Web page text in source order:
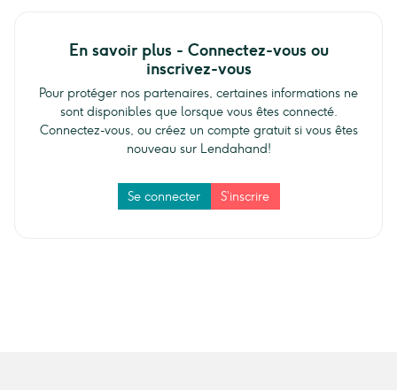
En savoir plus - Connectez-vous ou
inscrivez-vous
Pour protéger nos partenaires, certaines informations ne
sont disponibles que lorsque vous êtes connecté.
Connectez-vous, ou créez un compte gratuit si vous êtes
nouveau sur Lendahand!
Se connecter S’inscrire